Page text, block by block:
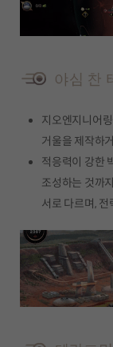
지오엔지니어
거울을 제작하
적응력이 강한
조성하는 것까
서로 다르며,